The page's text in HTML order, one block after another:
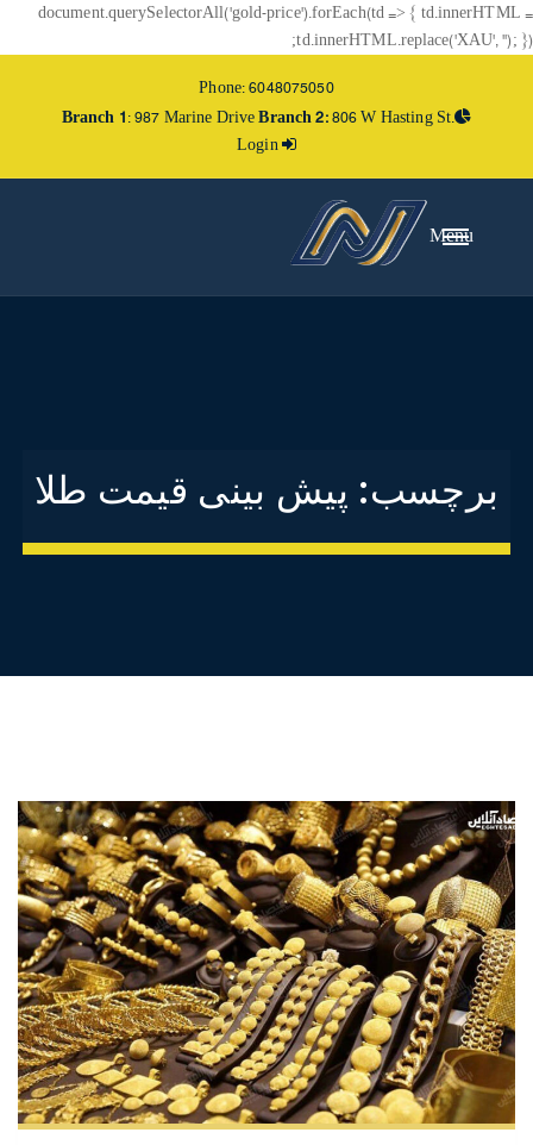
document.querySelectorAll('gold-price').forEach(td => { td.innerHTML =
td.innerHTML.replace('XAU', ''); });
Phone: 6048075050
Branch 1: 987 Marine DriveBranch 2:806 W Hasting St.
Login
Menu
برچسب: پیش بینی قیمت طلا